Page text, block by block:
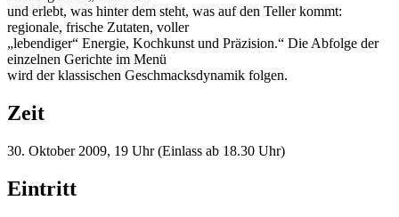
und erlebt, was hinter dem steht, was auf den Teller kommt:
regionale, frische Zutaten, voller
„lebendiger“ Energie, Kochkunst und Präzision.“ Die Abfolge der
einzelnen Gerichte im Menü
wird der klassischen Geschmacksdynamik folgen.
Zeit
30. Oktober 2009, 19 Uhr (Einlass ab 18.30 Uhr)
Eintritt